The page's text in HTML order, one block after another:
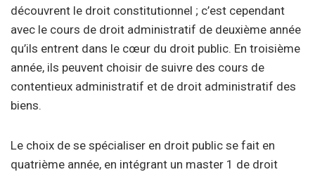
découvrent le droit constitutionnel ; c’est cependant
avec le cours de droit administratif de deuxième année
qu’ils entrent dans le cœur du droit public. En troisième
année, ils peuvent choisir de suivre des cours de
contentieux administratif et de droit administratif des
biens.
Le choix de se spécialiser en droit public se fait en
quatrième année, en intégrant un master 1 de droit